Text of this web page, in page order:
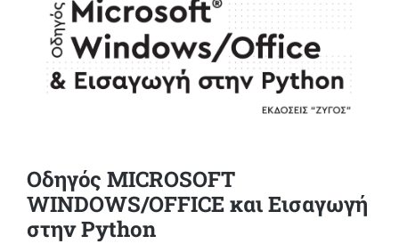
Οδηγός MICROSOFT
WINDOWS/OFFICE και Εισαγωγή
στην Python